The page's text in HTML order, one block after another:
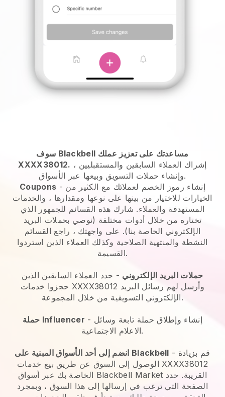
سوف Blackbell مساعدتك على تعزيز عملك
XXXX38012.
وإنشاء حملات التسويق وبيعها عبر الأسواق.
Coupons - إنشاء رموز الخصم لعملائك مع الكثير من
الخيارات للاختيار من بينها على نوعها ومقدارها ، والخدمات
المستهدفة والعملاء. شارك هذه القسائم للجمهور الذي
تختاره من خلال أدوات مختلفة (نوصي بحملات البريد
الإلكتروني الخاصة بنا). على واجهتك ، راجع القسائم
النشطة والمنتهية الصلاحية وكذلك العملاء الذين استردوا
القسيمة.
حملات البريد الإلكتروني - حدد العملاء السابقين الذين
حجزوا خدمات XXXX38012 وأرسل لهم رسائل البريد
الإلكتروني التسويقية من خلال المجموعة.
حملة Influencer - إنشاء وإطلاق حملة تابعة وسائل
الاعلام الاجتماعية.
انضم إلى أحد الأسواق المبنية على Blackbell - قم بزيادة
الوصول إلى السوق عن طريق بيع خدمات XXXX38012
الخاصة بك عبر أسواق Blackbell Market القريبة. حدد
الصفحة التي ترغب في إرسالها إلى هذا السوق ، وبمجرد